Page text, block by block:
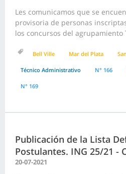
Les comunicamos que se
provisoria de personas
los concursos del agrupamiento
Bell Ville Mar del Plata
Técnico Administrativo N° 166
N° 169
Publicación de la Lista
Postulantes. ING 25/21 -
20-07-2021